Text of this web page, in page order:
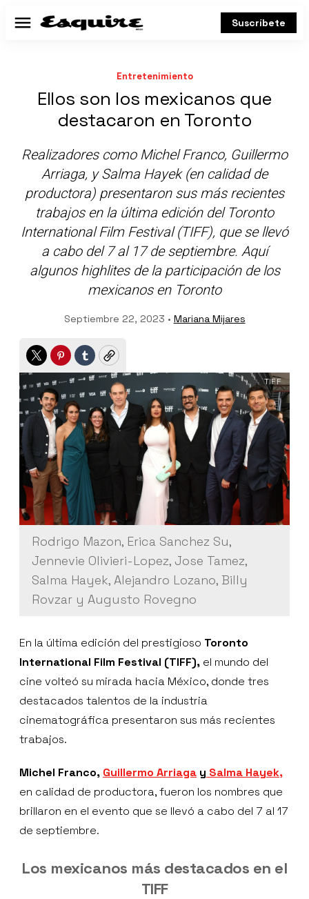
Menú Suscríbete
Entretenimiento
Ellos son los mexicanos que
destacaron en Toronto
Realizadores como Michel Franco, Guillermo
Arriaga, y Salma Hayek (en calidad de
productora) presentaron sus más recientes
trabajos en la última edición del Toronto
International Film Festival (TIFF), que se llevó
a cabo del 7 al 17 de septiembre. Aquí
algunos highlites de la participación de los
mexicanos en Toronto
Septiembre 22, 2023 • Mariana Mijares
TwitterPinterest
TumblrCopy
Rodrigo Mazon, Erica Sanchez Su,
Jennevie Olivieri-Lopez, Jose Tamez,
Salma Hayek, Alejandro Lozano, Billy
Rovzar y Augusto Rovegno
TIFF
En la última edición del prestigioso Toronto
International Film Festival (TIFF), el mundo del
cine volteó su mirada hacia México, donde tres
destacados talentos de la industria
cinematográfica presentaron sus más recientes
trabajos.
Michel Franco, Guillermo Arriaga y Salma Hayek,
en calidad de productora, fueron los nombres que
brillaron en el evento que se llevó a cabo del 7 al 17
de septiembre.
Los mexicanos más destacados en el
TIFF